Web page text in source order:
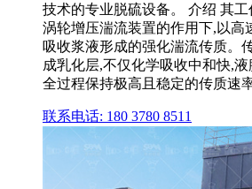
技术的专业脱硫设备。 介绍 其
涡轮增压湍流装置的作用下,以高
吸收浆液形成的强化湍流传质。
成乳化层,不仅化学吸收中和快,
全过程保持极高且稳定的传质速
联系电话: 180 3780 8511